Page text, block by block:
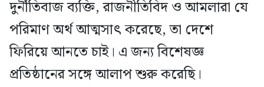
দুর্নীতিবাজ ব্যক্তি, রাজনীতিবিদ ও আমলারা যে
পরিমাণ অর্থ আত্মসাৎ করেছে, তা দেশে
ফিরিয়ে আনতে চাই। এ জন্য বিশেষজ্ঞ
প্রতিষ্ঠানের সঙ্গে আলাপ শুরু করেছি।